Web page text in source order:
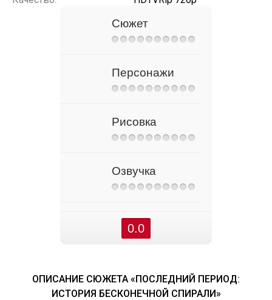
Сюжет
Персонажи
Рисовка
Озвучка
0.0
ОПИСАНИЕ СЮЖЕТА «ПОСЛЕДНИЙ ПЕРИОД:
ИСТОРИЯ БЕСКОНЕЧНОЙ СПИРАЛИ»